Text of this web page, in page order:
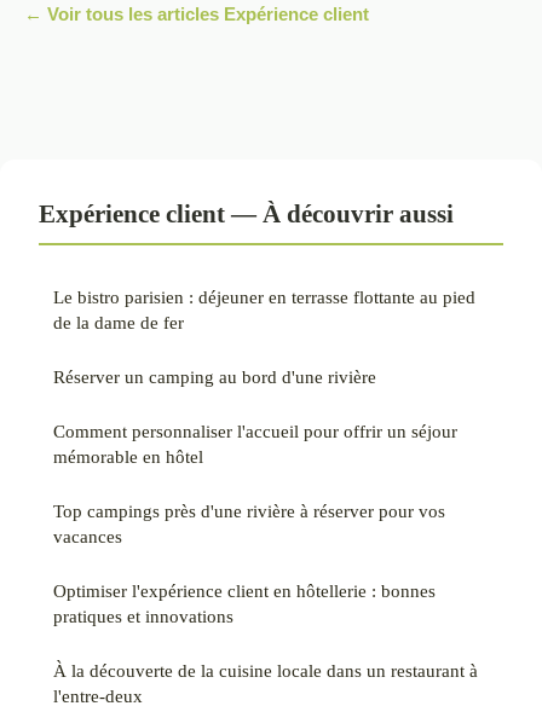
← Voir tous les articles Expérience client
Expérience client — À découvrir aussi
Le bistro parisien : déjeuner en terrasse flottante au pied
de la dame de fer
Réserver un camping au bord d'une rivière
Comment personnaliser l'accueil pour offrir un séjour
mémorable en hôtel
Top campings près d'une rivière à réserver pour vos
vacances
Optimiser l'expérience client en hôtellerie : bonnes
pratiques et innovations
À la découverte de la cuisine locale dans un restaurant à
l'entre-deux